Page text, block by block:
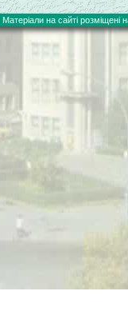
Матеріали на сайті